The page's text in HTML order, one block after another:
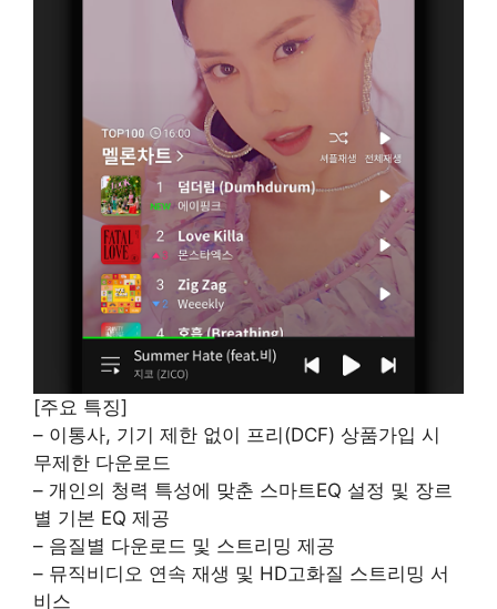
[주요 특징]
– 이통사, 기기 제한 없이 프리(DCF) 상품가입 시
무제한 다운로드
– 개인의 청력 특성에 맞춘 스마트EQ 설정 및 장르
별 기본 EQ 제공
– 음질별 다운로드 및 스트리밍 제공
– 뮤직비디오 연속 재생 및 HD고화질 스트리밍 서
비스